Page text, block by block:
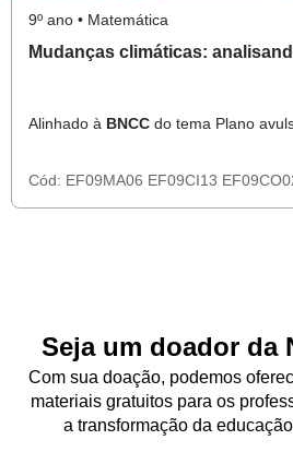
9º ano • Matemática
Mudanças climáticas:
Alinhado à BNCC do tema Plano
Cód: EF09MA06 EF09CI13
Seja um doador da
Com sua doação, podemos
materiais gratuitos para os
a transformação da